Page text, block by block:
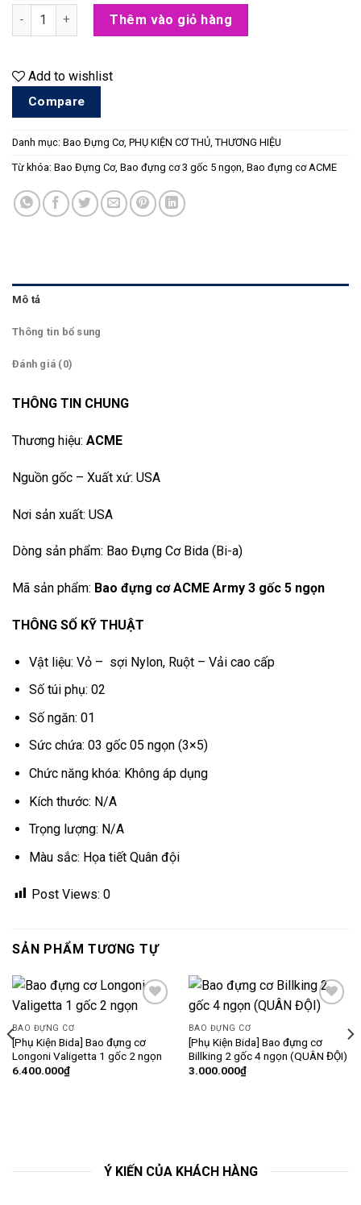
[PHỤ KIỆN BIDA] Bao đựng cơ ACME Army 3 gốc 5 ngọn số
Thêm vào giỏ hàng
Add to wishlist
Compare
Danh mục: Bao Đựng Cơ, PHỤ KIỆN CƠ THỦ, THƯƠNG HIỆU
Từ khóa: Bao Đựng Cơ, Bao đựng cơ 3 gốc 5 ngọn, Bao đựng cơ ACME
Mô tả
Thông tin bổ sung
Đánh giá (0)
THÔNG TIN CHUNG
Thương hiệu: ACME
Nguồn gốc – Xuất xứ: USA
Nơi sản xuất: USA
Dòng sản phẩm: Bao Đựng Cơ Bida (Bi-a)
Mã sản phẩm: Bao đựng cơ ACME Army 3 gốc 5 ngọn
THÔNG SỐ KỸ THUẬT
Vật liệu: Vỏ – sợi Nylon, Ruột – Vải cao cấp
Số túi phụ: 02
Số ngăn: 01
Sức chứa: 03 gốc 05 ngọn (3×5)
Chức năng khóa: Không áp dụng
Kích thước: N/A
Trọng lượng: N/A
Màu sắc: Họa tiết Quân đội
Post Views: 0
SẢN PHẨM TƯƠNG TỰ
wishlist
BAO ĐỰNG CƠ
[Phụ Kiện Bida] Bao đựng cơ
Longoni Valigetta 1 gốc 2 ngọn
6.400.000₫
wishlist
BAO ĐỰNG CƠ
[Phụ Kiện Bida] Bao đựng cơ
Billking 2 gốc 4 ngọn (QUÂN ĐỘI)
3.000.000₫
Ý KIẾN CỦA KHÁCH HÀNG